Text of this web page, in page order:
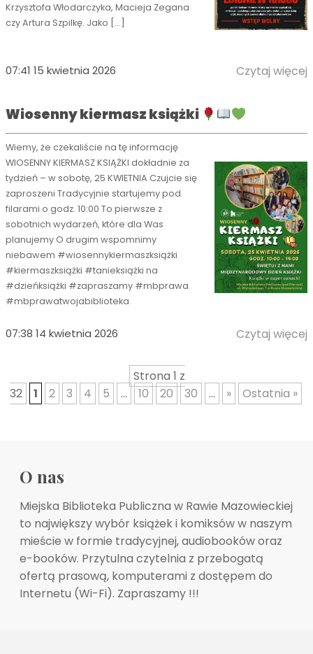
Krzysztofa Włodarczyka, Macieja Zegana
czy Artura Szpilkę. Jako […]
07:41 15 kwietnia 2026 Czytaj więcej
Wiosenny kiermasz książki
Wiemy, że czekaliście na tę informację
WIOSENNY KIERMASZ KSIĄŻKI dokładnie za
tydzień – w sobotę, 25 KWIETNIA Czujcie się
zaproszeni Tradycyjnie startujemy pod
filarami o godz. 10:00 To pierwsze z
sobotnich wydarzeń, które dla Was
planujemy O drugim wspomnimy
niebawem #wiosennykiermaszksiążki
#kiermaszksiążki #tanieksiążki na
#dzieńksiążki #zapraszamy #mbprawa
#mbprawatwojabiblioteka
07:38 14 kwietnia 2026 Czytaj więcej
Strona 1 z
32
1 2 3 4 5 ... 10 20 30 ... » Ostatnia »
O nas
Miejska Biblioteka Publiczna w Rawie Mazowieckiej
to największy wybór książek i komiksów w naszym
mieście w formie tradycyjnej, audiobooków oraz
e-booków. Przytulna czytelnia z przebogatą
ofertą prasową, komputerami z dostępem do
Internetu (Wi-Fi). Zapraszamy !!!